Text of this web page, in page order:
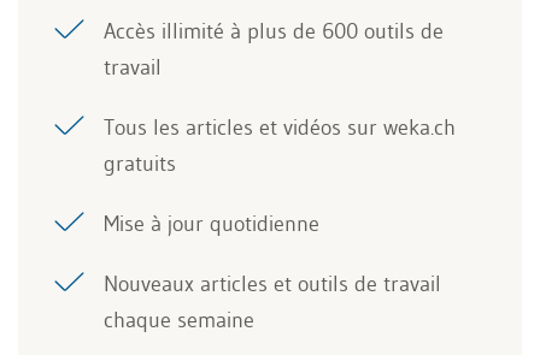
Accès illimité à plus de 600 outils de
travail
Tous les articles et vidéos sur weka.ch
gratuits
Mise à jour quotidienne
Nouveaux articles et outils de travail
chaque semaine